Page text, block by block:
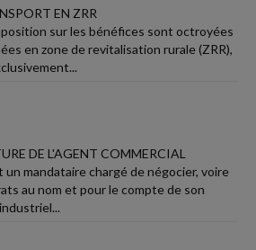
EN ZRR
sur les bénéfices sont octroyées
en zone de revitalisation rurale (ZRR),
DE L'AGENT COMMERCIAL
un mandataire chargé de négocier, voire
au nom et pour le compte de son